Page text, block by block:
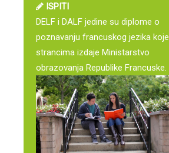
ISPITI
DELF i DALF jedine su diplome o
poznavanju francuskog jezika koje
strancima izdaje Ministarstvo
obrazovanja Republike Francuske.